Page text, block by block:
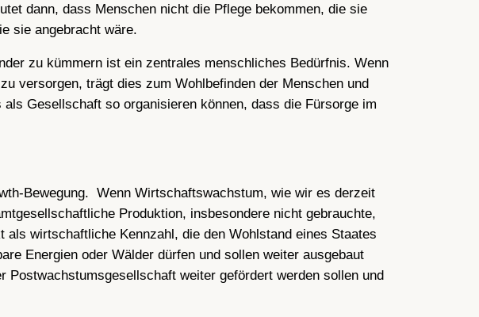
dann, dass Menschen nicht die Pflege bekommen, die sie
sie angebracht wäre.
zu kümmern ist ein zentrales menschliches Bedürfnis. Wenn
versorgen, trägt dies zum Wohlbefinden der Menschen und
Gesellschaft so organisieren können, dass die Fürsorge im
Bewegung. Wenn Wirtschaftswachstum, wie wir es derzeit
Produktion, insbesondere nicht gebrauchte,
wirtschaftliche Kennzahl, die den Wohlstand eines Staates
Energien oder Wälder dürfen und sollen weiter ausgebaut
weiter gefördert werden sollen und